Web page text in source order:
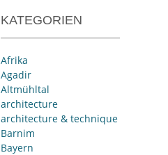
KATEGORIEN
Afrika
Agadir
Altmühltal
architecture
architecture & technique
Barnim
Bayern